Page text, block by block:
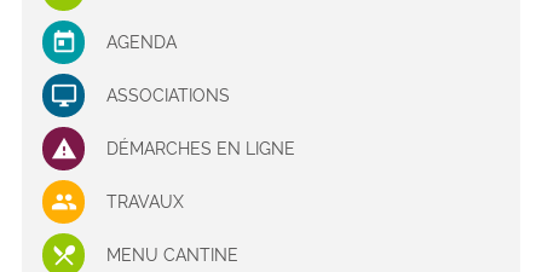
AGENDA
ASSOCIATIONS
DÉMARCHES EN LIGNE
TRAVAUX
MENU CANTINE